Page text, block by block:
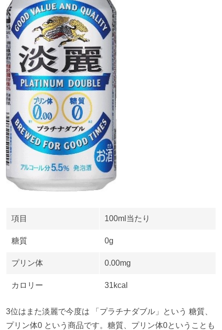
項目 100ml当たり
糖質 0g
プリン体 0.00mg
カロリー 31kcal
3位はまた淡麗で今度は 「プラチナダブル」という 糖質、
プリン体0 という商品です。糖質、プリン体0ということも